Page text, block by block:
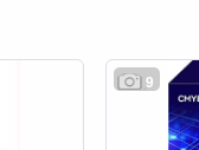
9